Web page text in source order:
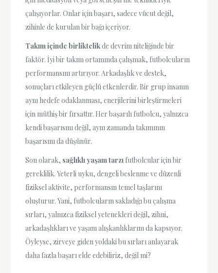
çalışıyorlar. Onlar için başarı, sadece vücut değil,
zihinle de kurulan bir bağı içeriyor.
Takım içinde birliktelikde devrim niteliğinde bir
faktör. İyi bir takım ortamında çalışmak, futbolcuların
performansını artırıyor. Arkadaşlık ve destek,
sonuçları etkileyen güçlü etkenlerdir. Bir grup insanın
aynı hedefe odaklanması, enerjilerini birleştirmeleri
için müthiş bir fırsattır. Her başarılı futbolcu, yalnızca
kendi başarısını değil, aynı zamanda takımının
başarısını da düşünür.
Son olarak, sağlıklı yaşam tarzı futbolcular için bir
gereklilik. Yeterli uyku, dengeli beslenme ve düzenli
fiziksel aktivite, performansın temel taşlarını
oluşturur. Yani, futbolcuların sakladığı bu çalışma
sırları, yalnızca fiziksel yetenekleri değil, zihni,
arkadaşlıkları ve yaşam alışkanlıklarını da kapsıyor.
Öyleyse, zirveye giden yoldaki bu sırları anlayarak
daha fazla başarı elde edebiliriz, değil mi?